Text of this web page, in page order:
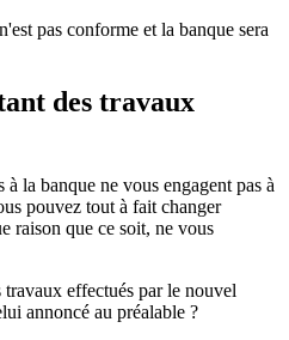
pas conforme et la banque sera
des travaux
la banque ne vous engagent pas à
pouvez tout à fait changer
raison que ce soit, ne vous
effectués par le nouvel
annoncé au préalable ?